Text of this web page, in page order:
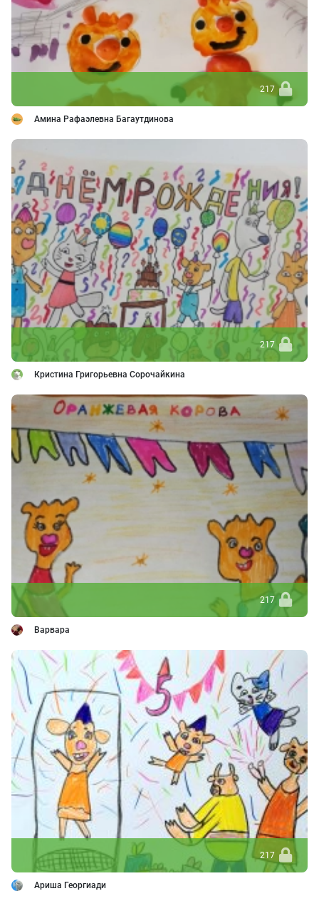
217
Амина Рафаэлевна Багаутдинова
217
Кристина Григорьевна Сорочайкина
217
Варвара
217
Ариша Георгиади